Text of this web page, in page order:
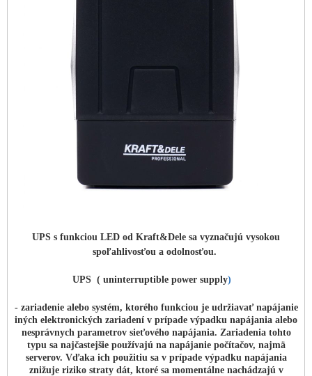
UPS s funkciou LED od Kraft&Dele sa vyznačujú vysokou
spoľahlivosťou a odolnosťou.
UPS ( uninterruptible power supply)
- zariadenie alebo systém, ktorého funkciou je udržiavať napájanie
iných elektronických zariadení v prípade výpadku napájania alebo
nesprávnych parametrov sieťového napájania. Zariadenia tohto
typu sa najčastejšie používajú na napájanie počítačov, najmä
serverov. Vďaka ich použitiu sa v prípade výpadku napájania
znižuje riziko straty dát, ktoré sa momentálne nachádzajú v